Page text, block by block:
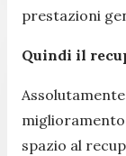
prestazioni
Quindi il
spazio al